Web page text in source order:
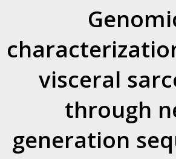
visceral
through
generation